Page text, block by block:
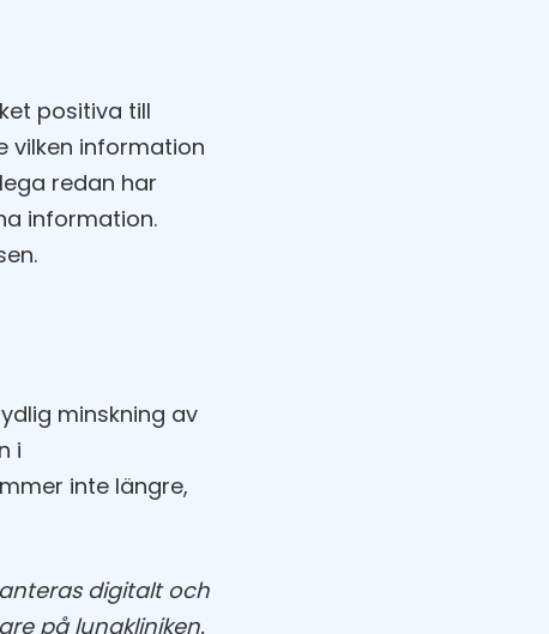
positiva till
vilken information
redan har
information.
minskning av
i
inte längre,
digitalt och
på lungkliniken.